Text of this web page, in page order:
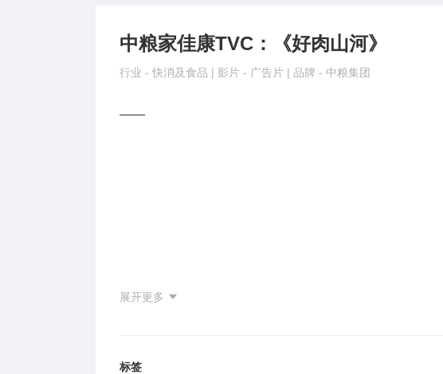
中粮家佳康TVC：《好肉山河》
行业 - 快消及食品 | 影片 - 广告片 | 品牌 - 中粮集团
——
展开更多
标签